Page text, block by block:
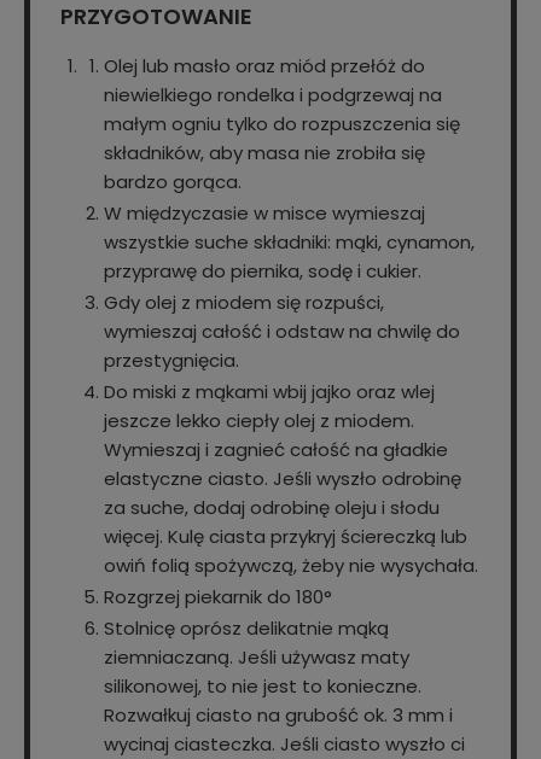
PRZYGOTOWANIE
Olej lub masło oraz miód przełóż do
niewielkiego rondelka i podgrzewaj na
małym ogniu tylko do rozpuszczenia się
składników, aby masa nie zrobiła się
bardzo gorąca.
W międzyczasie w misce wymieszaj
wszystkie suche składniki: mąki, cynamon,
przyprawę do piernika, sodę i cukier.
Gdy olej z miodem się rozpuści,
wymieszaj całość i odstaw na chwilę do
przestygnięcia.
Do miski z mąkami wbij jajko oraz wlej
jeszcze lekko ciepły olej z miodem.
Wymieszaj i zagnieć całość na gładkie
elastyczne ciasto. Jeśli wyszło odrobinę
za suche, dodaj odrobinę oleju i słodu
więcej. Kulę ciasta przykryj ściereczką lub
owiń folią spożywczą, żeby nie wysychała.
Rozgrzej piekarnik do 180°
Stolnicę oprósz delikatnie mąką
ziemniaczaną. Jeśli używasz maty
silikonowej, to nie jest to konieczne.
Rozwałkuj ciasto na grubość ok. 3 mm i
wycinaj ciasteczka. Jeśli ciasto wyszło ci